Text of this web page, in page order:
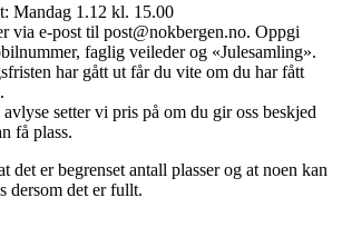
Mandag 1.12 kl. 15.00
via e-post til post@nokbergen.no. Oppgi
faglig veileder og «Julesamling».
har gått ut får du vite om du har fått
setter vi pris på om du gir oss beskjed
få plass.
det er begrenset antall plasser og at noen kan
dersom det er fullt.